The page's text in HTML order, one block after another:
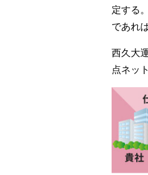
定する
であれ
西久大
点ネッ